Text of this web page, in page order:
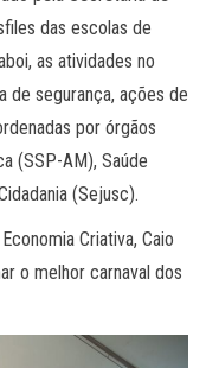
das escolas de
as atividades no
de segurança, ações de
por órgãos
(SSP-AM), Saúde
(Sejusc).
Criativa, Caio
o melhor carnaval dos